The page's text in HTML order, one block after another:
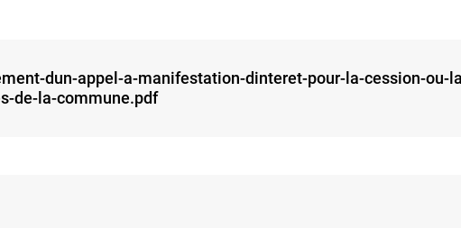
dun-appel-a-manifestation-dinteret-pour-la-cession-ou-
de-la-commune.pdf